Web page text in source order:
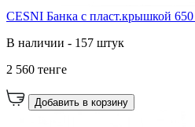
CESNI Банка с пласт.крышкой
В наличии - 157 штук
2 560 тенге
Добавить в корзину